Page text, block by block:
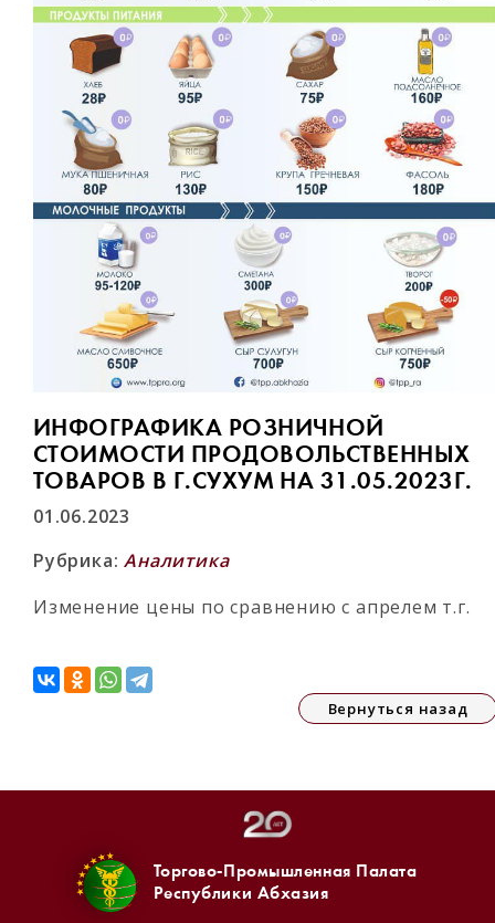
ИНФОГРАФИКА РОЗНИЧНОЙ
СТОИМОСТИ ПРОДОВОЛЬСТВЕННЫХ
ТОВАРОВ В Г.СУХУМ НА 31.05.2023Г.
01.06.2023
Рубрика:Аналитика
Изменение цены по сравнению с апрелем т.г.
Вернуться назад
Торгово-Промышленная Палата
Республики Абхазия